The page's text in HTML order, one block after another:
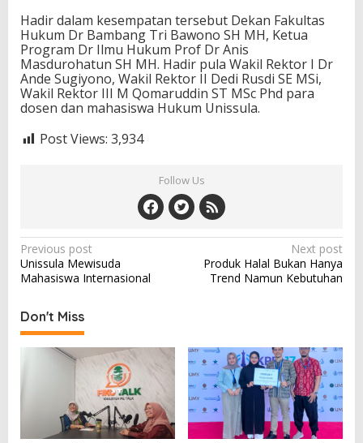
Hadir dalam kesempatan tersebut Dekan Fakultas
Hukum Dr Bambang Tri Bawono SH MH, Ketua
Program Dr Ilmu Hukum Prof Dr Anis
Masdurohatun SH MH. Hadir pula Wakil Rektor I Dr
Ande Sugiyono, Wakil Rektor II Dedi Rusdi SE MSi,
Wakil Rektor III M Qomaruddin ST MSc Phd para
dosen dan mahasiswa Hukum Unissula.
Post Views: 3,934
Follow Us
Post
navigation
Previous post
Unissula Mewisuda
Mahasiswa Internasional
Next post
Produk Halal Bukan Hanya
Trend Namun Kebutuhan
Don't Miss